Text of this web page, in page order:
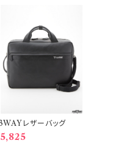
レザーバッグ